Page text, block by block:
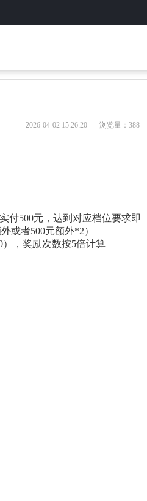
2026-04-02 15:26:20 浏览量：388
付500元，达到对应档位要求即
或者500元额外*2）
），奖励次数按5倍计算